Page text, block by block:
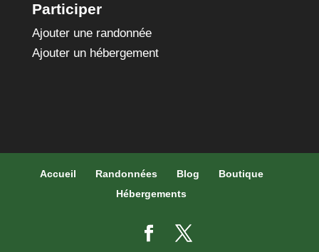
Participer
Ajouter une randonnée
Ajouter un hébergement
Accueil Randonnées Blog
Boutique
Hébergements